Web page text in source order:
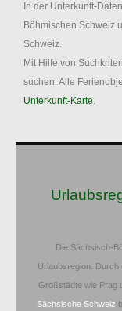
In der Unterkunft-
Böhmischen Schweiz
Schweiz.
Mit Hilfe von
suchen. Alle
Unterkunft-Karte.
Die Sächsisch-
Urlaubsregion.
Großstädte wie Prag
Sächsische Schweiz